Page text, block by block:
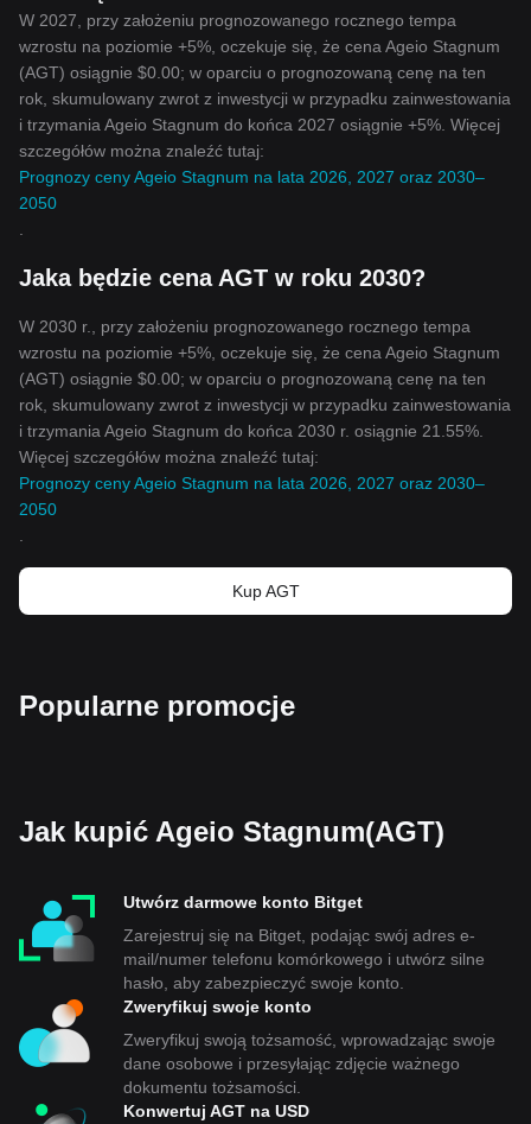
W 2027, przy założeniu prognozowanego rocznego tempa
wzrostu na poziomie +5%, oczekuje się, że cena Ageio Stagnum
(AGT) osiągnie $0.00; w oparciu o prognozowaną cenę na ten
rok, skumulowany zwrot z inwestycji w przypadku zainwestowania
i trzymania Ageio Stagnum do końca 2027 osiągnie +5%. Więcej
szczegółów można znaleźć tutaj:
Prognozy ceny Ageio Stagnum na lata 2026, 2027 oraz 2030–
2050
Jaka będzie cena AGT w roku 2030?
W 2030 r., przy założeniu prognozowanego rocznego tempa
wzrostu na poziomie +5%, oczekuje się, że cena Ageio Stagnum
(AGT) osiągnie $0.00; w oparciu o prognozowaną cenę na ten
rok, skumulowany zwrot z inwestycji w przypadku zainwestowania
i trzymania Ageio Stagnum do końca 2030 r. osiągnie 21.55%.
Więcej szczegółów można znaleźć tutaj:
Prognozy ceny Ageio Stagnum na lata 2026, 2027 oraz 2030–
2050
Kup AGT
Popularne promocje
Jak kupić Ageio Stagnum(AGT)
Utwórz darmowe konto Bitget
Zarejestruj się na Bitget, podając swój adres e-
mail/numer telefonu komórkowego i utwórz silne
hasło, aby zabezpieczyć swoje konto.
Zweryfikuj swoje konto
Zweryfikuj swoją tożsamość, wprowadzając swoje
dane osobowe i przesyłając zdjęcie ważnego
dokumentu tożsamości.
Konwertuj AGT na USD